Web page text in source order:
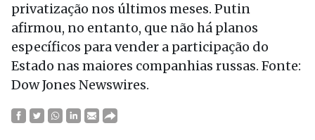
privatização nos últimos meses. Putin
afirmou, no entanto, que não há planos
específicos para vender a participação do
Estado nas maiores companhias russas. Fonte:
Dow Jones Newswires.